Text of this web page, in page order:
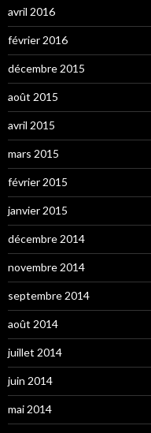
avril 2016
février 2016
décembre 2015
août 2015
avril 2015
mars 2015
février 2015
janvier 2015
décembre 2014
novembre 2014
septembre 2014
août 2014
juillet 2014
juin 2014
mai 2014